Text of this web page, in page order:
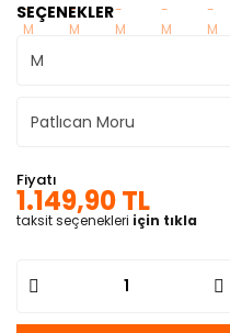
SEÇENEKLER
Fiyatı
1.149,90 TL
taksit seçenekleri için tıkla